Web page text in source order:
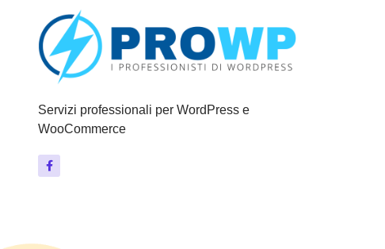
Servizi professionali per WordPress e
WooCommerce